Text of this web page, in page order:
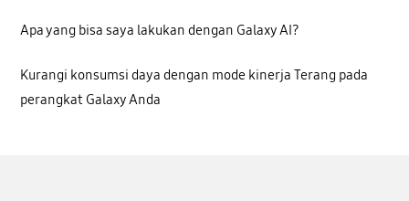
Apa yang bisa saya lakukan dengan Galaxy AI?
Kurangi konsumsi daya dengan mode kinerja Terang pada
perangkat Galaxy Anda